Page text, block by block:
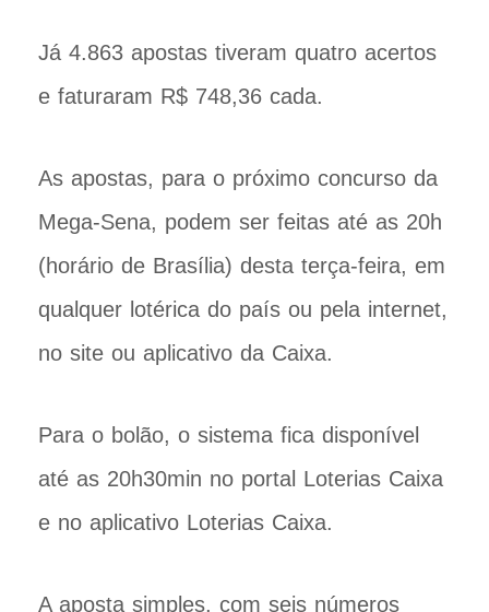
Já 4.863 apostas tiveram quatro acertos
e faturaram R$ 748,36 cada.
As apostas, para o próximo concurso da
Mega-Sena, podem ser feitas até as 20h
(horário de Brasília) desta terça-feira, em
qualquer lotérica do país ou pela internet,
no site ou aplicativo da Caixa.
Para o bolão, o sistema fica disponível
até as 20h30min no portal Loterias Caixa
e no aplicativo Loterias Caixa.
A aposta simples, com seis números